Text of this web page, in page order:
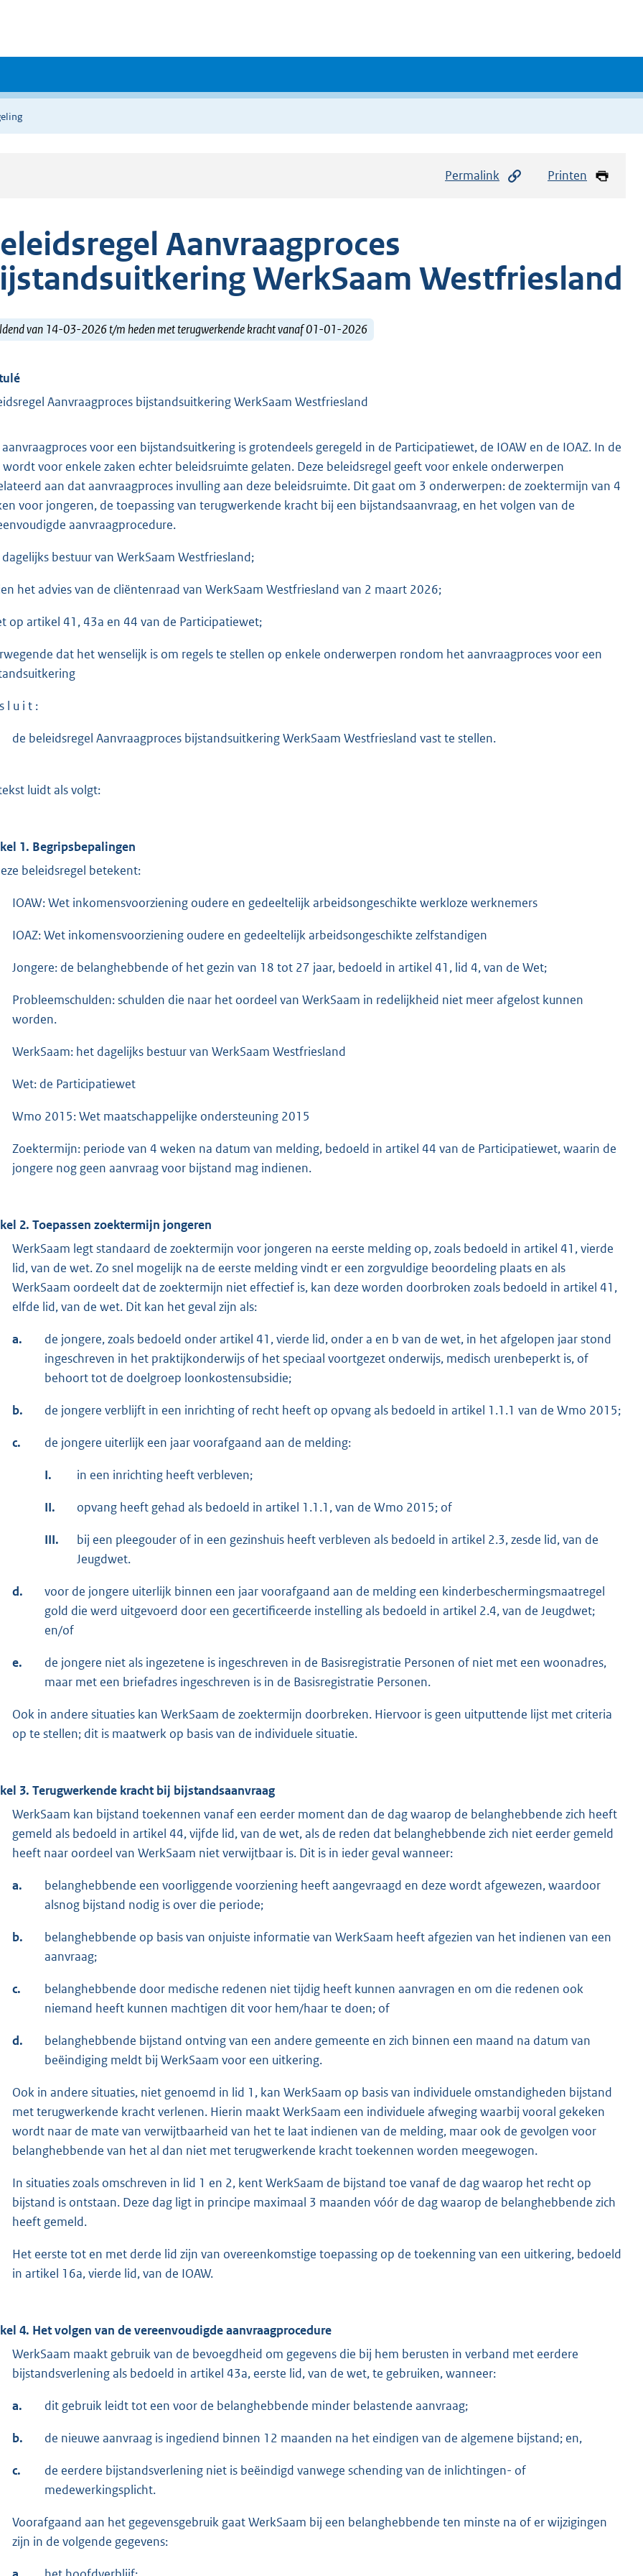
Permalink Printen
Aanvraagproces
WerkSaam Westfriesland
van 14-03-2026 t/m heden met terugwerkende kracht vanaf 01-01-2026
Aanvraagproces bijstandsuitkering WerkSaam Westfriesland
voor een bijstandsuitkering is grotendeels geregeld in de Participatiewet, de IOAW en de IOAZ. In de
voor enkele zaken echter beleidsruimte gelaten. Deze beleidsregel geeft voor enkele onderwerpen
aan dat aanvraagproces invulling aan deze beleidsruimte. Dit gaat om 3 onderwerpen: de zoektermijn van 4
voor jongeren, de toepassing van terugwerkende kracht bij een bijstandsaanvraag, en het volgen van de
aanvraagprocedure.
bestuur van WerkSaam Westfriesland;
het advies van de cliëntenraad van WerkSaam Westfriesland van 2 maart 2026;
op artikel 41, 43a en 44 van de Participatiewet;
dat het wenselijk is om regels te stellen op enkele onderwerpen rondom het aanvraagproces voor een
l u i t :
de beleidsregel Aanvraagproces bijstandsuitkering WerkSaam Westfriesland vast te stellen.
luidt als volgt:
1. Begripsbepalingen
beleidsregel betekent:
IOAW: Wet inkomensvoorziening oudere en gedeeltelijk arbeidsongeschikte werkloze werknemers
IOAZ: Wet inkomensvoorziening oudere en gedeeltelijk arbeidsongeschikte zelfstandigen
Jongere: de belanghebbende of het gezin van 18 tot 27 jaar, bedoeld in artikel 41, lid 4, van de Wet;
Probleemschulden: schulden die naar het oordeel van WerkSaam in redelijkheid niet meer afgelost kunnen
worden.
WerkSaam: het dagelijks bestuur van WerkSaam Westfriesland
Wet: de Participatiewet
Wmo 2015: Wet maatschappelijke ondersteuning 2015
Zoektermijn: periode van 4 weken na datum van melding, bedoeld in artikel 44 van de Participatiewet, waarin de
jongere nog geen aanvraag voor bijstand mag indienen.
2. Toepassen zoektermijn jongeren
WerkSaam legt standaard de zoektermijn voor jongeren na eerste melding op, zoals bedoeld in artikel 41, vierde
lid, van de wet. Zo snel mogelijk na de eerste melding vindt er een zorgvuldige beoordeling plaats en als
WerkSaam oordeelt dat de zoektermijn niet effectief is, kan deze worden doorbroken zoals bedoeld in artikel 41,
elfde lid, van de wet. Dit kan het geval zijn als:
a.
de jongere, zoals bedoeld onder artikel 41, vierde lid, onder a en b van de wet, in het afgelopen jaar stond
ingeschreven in het praktijkonderwijs of het speciaal voortgezet onderwijs, medisch urenbeperkt is, of
behoort tot de doelgroep loonkostensubsidie;
b. de jongere verblijft in een inrichting of recht heeft op opvang als bedoeld in artikel 1.1.1 van de Wmo 2015;
c. de jongere uiterlijk een jaar voorafgaand aan de melding:
I. in een inrichting heeft verbleven;
II. opvang heeft gehad als bedoeld in artikel 1.1.1, van de Wmo 2015; of
III.
bij een pleegouder of in een gezinshuis heeft verbleven als bedoeld in artikel 2.3, zesde lid, van de
Jeugdwet.
d.
voor de jongere uiterlijk binnen een jaar voorafgaand aan de melding een kinderbeschermingsmaatregel
gold die werd uitgevoerd door een gecertificeerde instelling als bedoeld in artikel 2.4, van de Jeugdwet;
en/of
e.
de jongere niet als ingezetene is ingeschreven in de Basisregistratie Personen of niet met een woonadres,
maar met een briefadres ingeschreven is in de Basisregistratie Personen.
Ook in andere situaties kan WerkSaam de zoektermijn doorbreken. Hiervoor is geen uitputtende lijst met criteria
op te stellen; dit is maatwerk op basis van de individuele situatie.
3. Terugwerkende kracht bij bijstandsaanvraag
WerkSaam kan bijstand toekennen vanaf een eerder moment dan de dag waarop de belanghebbende zich heeft
gemeld als bedoeld in artikel 44, vijfde lid, van de wet, als de reden dat belanghebbende zich niet eerder gemeld
heeft naar oordeel van WerkSaam niet verwijtbaar is. Dit is in ieder geval wanneer:
a.
belanghebbende een voorliggende voorziening heeft aangevraagd en deze wordt afgewezen, waardoor
alsnog bijstand nodig is over die periode;
b.
belanghebbende op basis van onjuiste informatie van WerkSaam heeft afgezien van het indienen van een
aanvraag;
c.
belanghebbende door medische redenen niet tijdig heeft kunnen aanvragen en om die redenen ook
niemand heeft kunnen machtigen dit voor hem/haar te doen; of
d.
belanghebbende bijstand ontving van een andere gemeente en zich binnen een maand na datum van
beëindiging meldt bij WerkSaam voor een uitkering.
Ook in andere situaties, niet genoemd in lid 1, kan WerkSaam op basis van individuele omstandigheden bijstand
met terugwerkende kracht verlenen. Hierin maakt WerkSaam een individuele afweging waarbij vooral gekeken
wordt naar de mate van verwijtbaarheid van het te laat indienen van de melding, maar ook de gevolgen voor
belanghebbende van het al dan niet met terugwerkende kracht toekennen worden meegewogen.
In situaties zoals omschreven in lid 1 en 2, kent WerkSaam de bijstand toe vanaf de dag waarop het recht op
bijstand is ontstaan. Deze dag ligt in principe maximaal 3 maanden vóór de dag waarop de belanghebbende zich
heeft gemeld.
Het eerste tot en met derde lid zijn van overeenkomstige toepassing op de toekenning van een uitkering, bedoeld
in artikel 16a, vierde lid, van de IOAW.
4. Het volgen van de vereenvoudigde aanvraagprocedure
WerkSaam maakt gebruik van de bevoegdheid om gegevens die bij hem berusten in verband met eerdere
bijstandsverlening als bedoeld in artikel 43a, eerste lid, van de wet, te gebruiken, wanneer:
a. dit gebruik leidt tot een voor de belanghebbende minder belastende aanvraag;
b. de nieuwe aanvraag is ingediend binnen 12 maanden na het eindigen van de algemene bijstand; en,
c.
de eerdere bijstandsverlening niet is beëindigd vanwege schending van de inlichtingen- of
medewerkingsplicht.
Voorafgaand aan het gegevensgebruik gaat WerkSaam bij een belanghebbende ten minste na of er wijzigingen
zijn in de volgende gegevens: